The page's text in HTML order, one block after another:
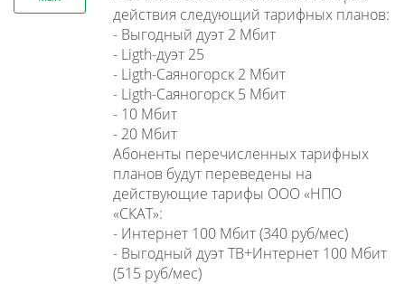
действия следующий тарифных планов:
- Выгодный дуэт 2 Мбит
- Ligth-дуэт 25
- Ligth-Саяногорск 2 Мбит
- Ligth-Саяногорск 5 Мбит
- 10 Мбит
- 20 Мбит
Абоненты перечисленных тарифных
планов будут переведены на
действующие тарифы ООО «НПО
«СКАТ»:
- Интернет 100 Мбит (340 руб/мес)
- Выгодный дуэт ТВ+Интернет 100 Мбит
(515 руб/мес)